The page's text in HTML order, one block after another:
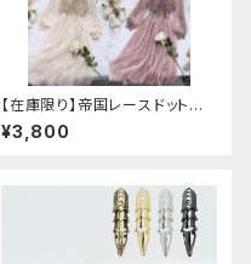
【在庫限り】帝国レースドットワ
ンピース
¥3,800